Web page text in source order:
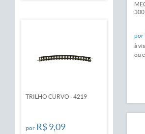
TRILHO CURVO - 4219
por R$ 9,09
por
à
ou